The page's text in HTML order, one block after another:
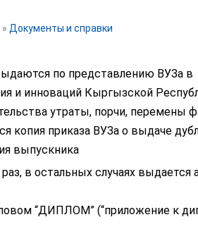
» Документы и справки
по представлению ВУЗа в
и инноваций Кыргызской
утраты, порчи, перемены
копия приказа ВУЗа о выдаче
выпускника
раз, в остальных случаях выдается
“ДИПЛОМ” (“приложение к